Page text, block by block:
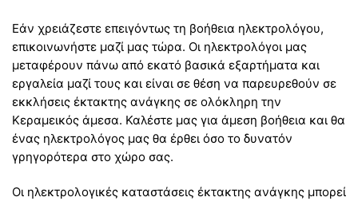
Εάν χρειάζεστε επειγόντως τη βοήθεια ηλεκτρολόγου,
επικοινωνήστε μαζί μας τώρα. Οι ηλεκτρολόγοι μας
μεταφέρουν πάνω από εκατό βασικά εξαρτήματα και
εργαλεία μαζί τους και είναι σε θέση να παρευρεθούν σε
εκκλήσεις έκτακτης ανάγκης σε ολόκληρη την
Κεραμεικός άμεσα. Καλέστε μας για άμεση βοήθεια και θα
ένας ηλεκτρολόγος μας θα έρθει όσο το δυνατόν
γρηγορότερα στο χώρο σας.
Οι ηλεκτρολογικές καταστάσεις έκτακτης ανάγκης μπορεί